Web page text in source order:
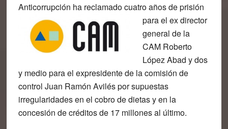
Anticorrupción ha reclamado cuatro años de prisión
para el ex director
general de la
CAM Roberto
López Abad y dos
y medio para el expresidente de la comisión de
control Juan Ramón Avilés por supuestas
irregularidades en el cobro de dietas y en la
concesión de créditos de 17 millones al último.